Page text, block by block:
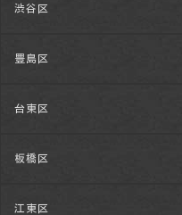
渋谷区
豊島区
台東区
板橋区
江東区